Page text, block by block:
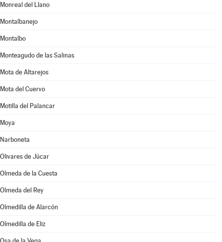
Monreal del Llano
Montalbanejo
Montalbo
Monteagudo de las Salinas
Mota de Altarejos
Mota del Cuervo
Motilla del Palancar
Moya
Narboneta
Olivares de Júcar
Olmeda de la Cuesta
Olmeda del Rey
Olmedilla de Alarcón
Olmedilla de Eliz